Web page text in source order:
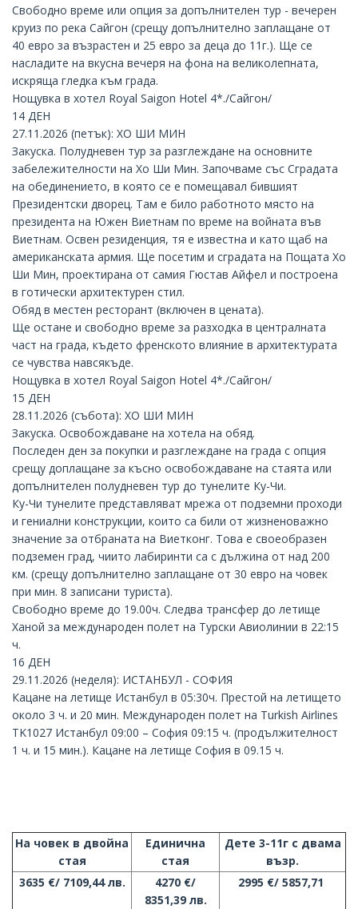
Свободно време или опция за допълнителен тур - вечерен
круиз по река Сайгон (срещу допълнително заплащане от
40 евро за възрастен и 25 евро за деца до 11г.). Ще се
насладите на вкусна вечеря на фона на великолепната,
искряща гледка към града.
Нощувка в хотел Royal Saigon Hotel 4*./Сайгон/
14 ДЕН
27.11.2026 (петък): ХО ШИ МИН
Закуска. Полудневен тур за разглеждане на основните
забележителности на Хо Ши Мин. Започваме със Сградата
на обединението, в която се е помещавал бившият
Президентски дворец. Там е било работното място на
президента на Южен Виетнам по време на войната във
Виетнам. Освен резиденция, тя е известна и като щаб на
американската армия. Ще посетим и сградата на Пощата Хо
Ши Мин, проектирана от самия Гюстав Айфел и построена
в готически архитектурен стил.
Обяд в местен ресторант (включен в цената).
Ще остане и свободно време за разходка в централната
част на града, където френското влияние в архитектурата
се чувства навсякъде.
Нощувка в хотел Royal Saigon Hotel 4*./Сайгон/
15 ДЕН
28.11.2026 (събота): ХО ШИ МИН
Закуска. Освобождаване на хотела на обяд.
Последен ден за покупки и разглеждане на града с опция
срещу доплащане за късно освобождаване на стаята или
допълнителен полудневен тур до тунелите Ку-Чи.
Ку-Чи тунелите представляват мрежа от подземни проходи
и гениални конструкции, които са били от жизненоважно
значение за отбраната на Виетконг. Това е своеобразен
подземен град, чиито лабиринти са с дължина от над 200
км. (срещу допълнително заплащане от 30 евро на човек
при мин. 8 записани туриста).
Свободно време до 19.00ч. Следва трансфер до летище
Ханой за международен полет на Турски Авиолинии в 22:15
ч.
16 ДЕН
29.11.2026 (неделя): ИСТАНБУЛ - СОФИЯ
Кацане на летище Истанбул в 05:30ч. Престой на летището
около 3 ч. и 20 мин. Международен полет на Turkish Airlines
TK1027 Истанбул 09:00 – София 09:15 ч. (продължителност
1 ч. и 15 мин.). Кацане на летище София в 09.15 ч.
На човек в двойна
стая
Единична
стая
Дете 3-11г с двама
възр.
3635 €/ 7109,44 лв.
4270 €/
8351,39 лв.
2995 €/ 5857,71